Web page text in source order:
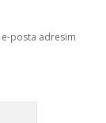
e-posta adresim